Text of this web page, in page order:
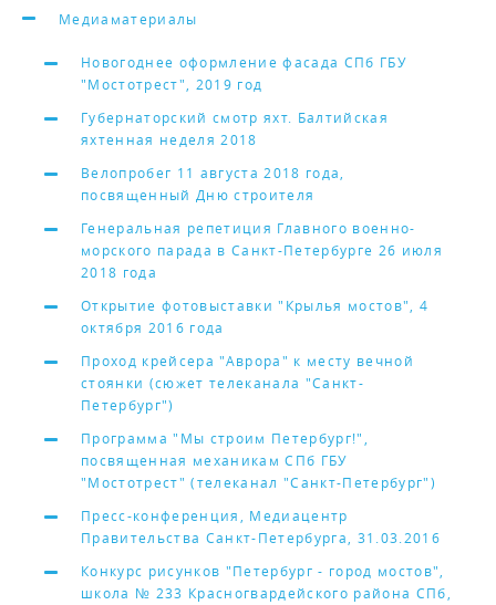
Медиаматериалы
Новогоднее оформление фасада СПб ГБУ
"Мостотрест", 2019 год
Губернаторский смотр яхт. Балтийская
яхтенная неделя 2018
Велопробег 11 августа 2018 года,
посвященный Дню строителя
Генеральная репетиция Главного военно-
морского парада в Санкт-Петербурге 26 июля
2018 года
Открытие фотовыставки "Крылья мостов", 4
октября 2016 года
Проход крейсера "Аврора" к месту вечной
стоянки (сюжет телеканала "Санкт-
Петербург")
Программа "Мы строим Петербург!",
посвященная механикам СПб ГБУ
"Мостотрест" (телеканал "Санкт-Петербург")
Пресс-конференция, Медиацентр
Правительства Санкт-Петербурга, 31.03.2016
Конкурс рисунков "Петербург - город мостов",
школа № 233 Красногвардейского района СПб,